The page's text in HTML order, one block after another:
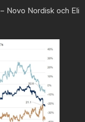
Novo Nordisk och Eli